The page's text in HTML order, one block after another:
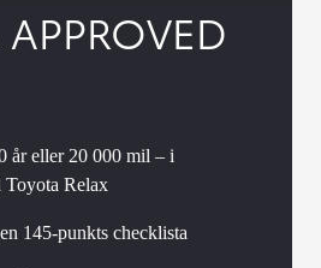
år eller 20 000 mil – i
Toyota Relax
145-punkts checklista